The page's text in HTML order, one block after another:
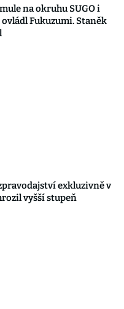
na okruhu SUGO i
Fukuzumi. Staněk
exkluzivně v
vyšší stupeň